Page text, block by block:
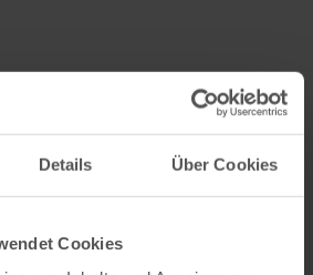
Details Über Cookies
Cookies